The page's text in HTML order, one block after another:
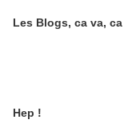
Les Blogs, ca va,
Hep !